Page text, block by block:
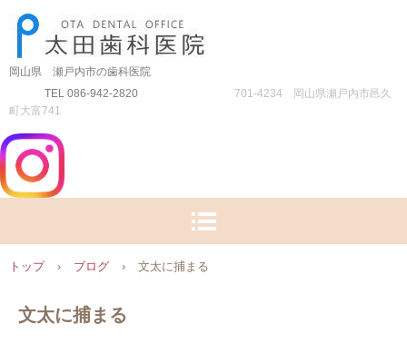
岡山県 瀬戸内市の歯科医院
TEL 086-942-2820
701-4234 岡山県瀬戸内市邑久
町大富741
トップ › ブログ › 文太に捕まる
文太に捕まる